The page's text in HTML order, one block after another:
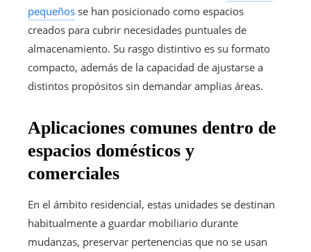
pequeños se han posicionado como espacios
creados para cubrir necesidades puntuales de
almacenamiento. Su rasgo distintivo es su formato
compacto, además de la capacidad de ajustarse a
distintos propósitos sin demandar amplias áreas.
Aplicaciones comunes dentro de
espacios domésticos y
comerciales
En el ámbito residencial, estas unidades se destinan
habitualmente a guardar mobiliario durante
mudanzas, preservar pertenencias que no se usan